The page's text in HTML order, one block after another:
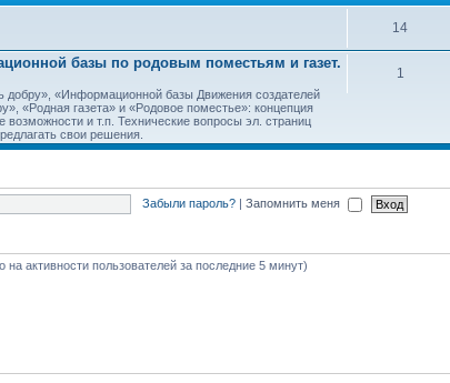
14
базы по родовым поместьям и газет.
добру», «Информационной базы Движения создателей
«Родная газета» и «Родовое поместье»: концепция
и т.п. Технические вопросы эл. страниц
свои решения.
1
Забыли пароль? | Запомнить меня
активности пользователей за последние 5 минут)